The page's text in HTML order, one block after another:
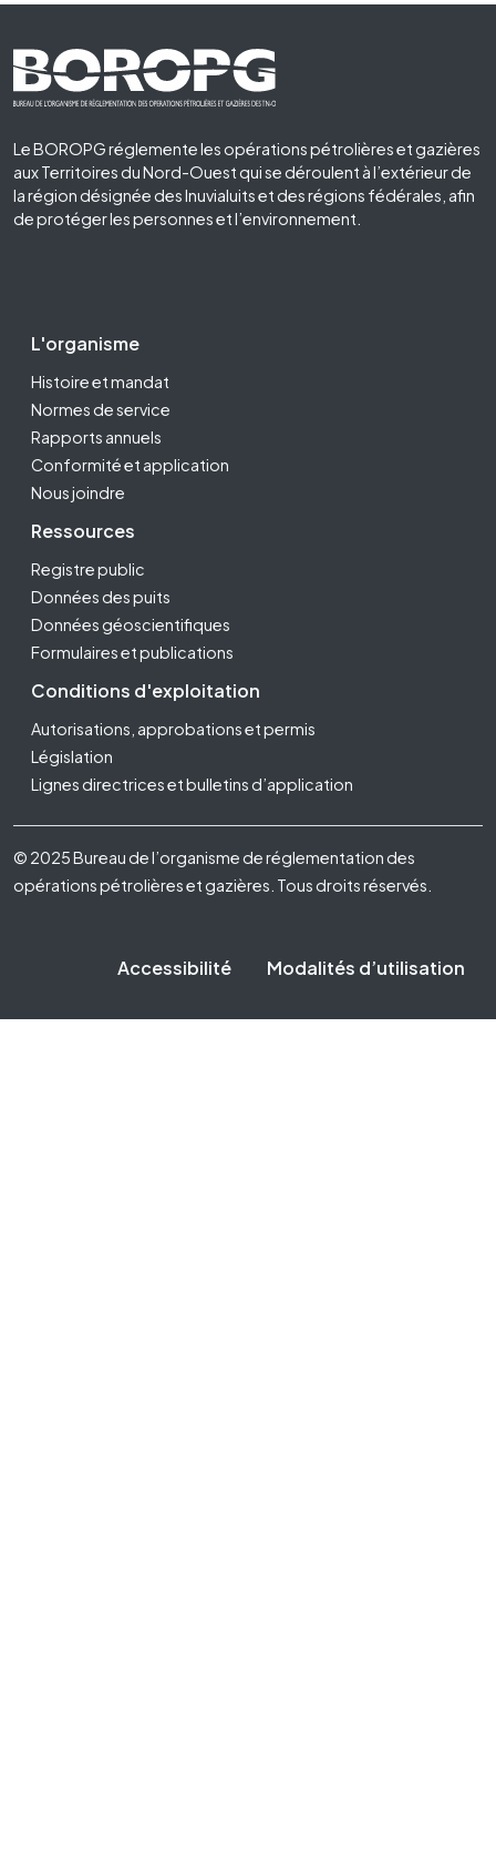
Footer First
Le BOROPG réglemente les opérations pétrolières et gazières
aux Territoires du Nord-Ouest qui se déroulent à l’extérieur de
la région désignée des Inuvialuits et des régions fédérales, afin
de protéger les personnes et l’environnement.
Footer Second
L'organisme
Histoire et mandat
Normes de service
Rapports annuels
Conformité et application
Nous joindre
Ressources
Registre public
Données des puits
Données géoscientifiques
Formulaires et publications
Conditions d'exploitation
Autorisations, approbations et permis
Législation
Lignes directrices et bulletins d’application
Footer Fifth
© 2025 Bureau de l’organisme de réglementation des
opérations pétrolières et gazières. Tous droits réservés.
Accessibilité Modalités d’utilisation